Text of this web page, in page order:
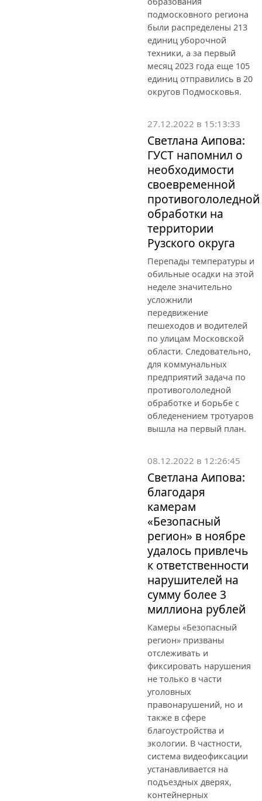
подмосковного региона
были распределены 213
единиц уборочной
техники, а за первый
месяц 2023 года еще 105
единиц отправились в 20
округов Подмосковья.
27.12.2022 в 15:13:33
Светлана Аипова:
ГУСТ напомнил о
необходимости
своевременной
противогололедной
обработки на
территории
Рузского округа
Перепады температуры и
обильные осадки на этой
неделе значительно
усложнили
передвижение
пешеходов и водителей
по улицам Московской
области. Следовательно,
для коммунальных
предприятий задача по
противогололедной
обработке и борьбе с
обледенением тротуаров
вышла на первый план.
08.12.2022 в 12:26:45
Светлана Аипова:
благодаря
камерам
«Безопасный
регион» в ноябре
удалось привлечь
к ответственности
нарушителей на
сумму более 3
миллиона рублей
Камеры «Безопасный
регион» призваны
отслеживать и
фиксировать нарушения
не только в части
уголовных
правонарушений, но и
также в сфере
благоустройства и
экологии. В частности,
система видеофиксации
устанавливается на
подъездных дверях,
контейнерных